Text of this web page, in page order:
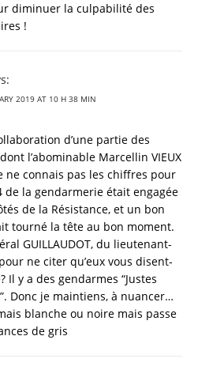
diminuer la culpabilité des
!
2019 AT 10 H 38 MIN
d’une partie des
l’abominable Marcellin VIEUX
ne connais pas les chiffres pour
de la gendarmerie était engagée
de la Résistance, et un bon
tourné la tête au bon moment.
GUILLAUDOT, du lieutenant-
ne citer qu’eux vous disent-
Il y a des gendarmes “Justes
Donc je maintiens, à nuancer…
blanche ou noire mais passe
de gris